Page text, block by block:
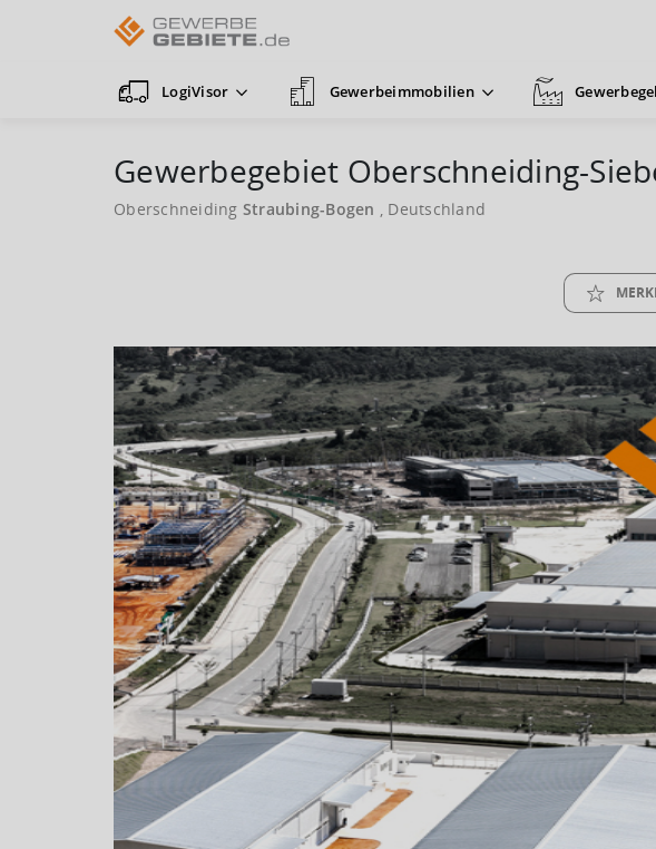
LogiVisor Gewerbeimmobilien
Gewerbegebiet Oberschneiding-
Oberschneiding Straubing-Bogen , Deutschland